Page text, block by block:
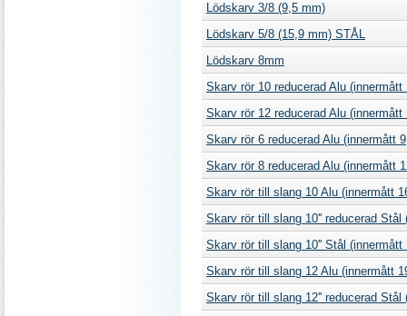
Lödskarv 3/8 (9,5 mm)
Lödskarv 5/8 (15,9 mm) STÅL
Lödskarv 8mm
Skarv rör 10 reducerad Alu
Skarv rör 12 reducerad Alu
Skarv rör 6 reducerad Alu (innermått
Skarv rör 8 reducerad Alu (innermått
Skarv rör till slang 10 Alu (innermått
Skarv rör till slang 10'' reducerad
Skarv rör till slang 10'' Stål
Skarv rör till slang 12 Alu (innermått
Skarv rör till slang 12'' reducerad Stål